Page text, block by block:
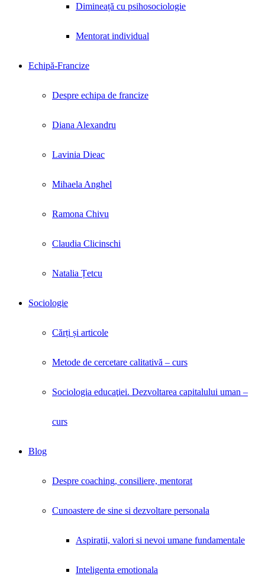
Dimineață cu psihosociologie
Mentorat individual
Echipă-Francize
Despre echipa de francize
Diana Alexandru
Lavinia Dieac
Mihaela Anghel
Ramona Chivu
Claudia Clicinschi
Natalia Țetcu
Sociologie
Cărți și articole
Metode de cercetare calitativă – curs
Sociologia educaţiei. Dezvoltarea capitalului uman –
curs
Blog
Despre coaching, consiliere, mentorat
Cunoastere de sine si dezvoltare personala
Aspiratii, valori si nevoi umane fundamentale
Inteligenta emotionala